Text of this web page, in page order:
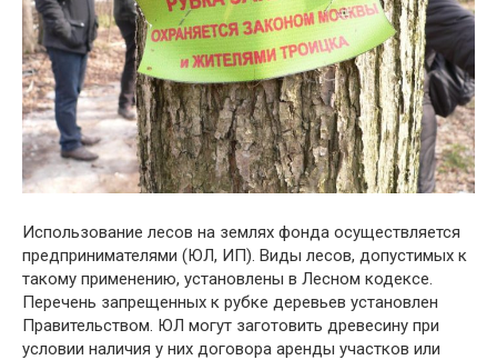
Использование лесов на землях фонда осуществляется
предпринимателями (ЮЛ, ИП). Виды лесов, допустимых к
такому применению, установлены в Лесном кодексе.
Перечень запрещенных к рубке деревьев установлен
Правительством. ЮЛ могут заготовить древесину при
условии наличия у них договора аренды участков или